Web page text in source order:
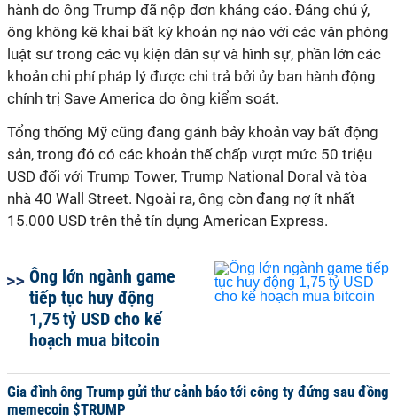
hành do ông Trump đã nộp đơn kháng cáo. Đáng chú ý,
ông không kê khai bất kỳ khoản nợ nào với các văn phòng
luật sư trong các vụ kiện dân sự và hình sự, phần lớn các
khoản chi phí pháp lý được chi trả bởi ủy ban hành động
chính trị Save America do ông kiểm soát.
Tổng thống Mỹ cũng đang gánh bảy khoản vay bất động
sản, trong đó có các khoản thế chấp vượt mức 50 triệu
USD đối với Trump Tower, Trump National Doral và tòa
nhà 40 Wall Street. Ngoài ra, ông còn đang nợ ít nhất
15.000 USD trên thẻ tín dụng American Express.
Ông lớn ngành game
tiếp tục huy động
1,75 tỷ USD cho kế
hoạch mua bitcoin
Gia đình ông Trump gửi thư cảnh báo tới công ty đứng sau đồng
memecoin $TRUMP